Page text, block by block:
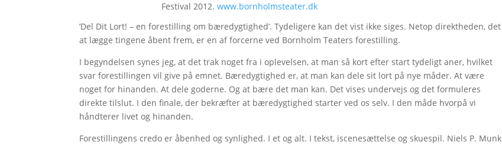
Festival 2012. www.bornholmsteater.dk
’Del Dit Lort! – en forestilling om bæredygtighed’. Tydeligere kan det vist ikke siges. Netop direktheden, det
at lægge tingene åbent frem, er en af forcerne ved Bornholm Teaters forestilling.
I begyndelsen synes jeg, at det trak noget fra i oplevelsen, at man så kort efter start tydeligt aner, hvilket
svar forestillingen vil give på emnet. Bæredygtighed er, at man kan dele sit lort på nye måder. At være
noget for hinanden. At dele goderne. Og at bære det man kan. Det vises undervejs og det formuleres
direkte tilslut. I den finale, der bekræfter at bæredygtighed starter ved os selv. I den måde hvorpå vi
håndterer livet og hinanden.
Forestillingens credo er åbenhed og synlighed. I et og alt. I tekst, iscenesættelse og skuespil. Niels P. Munk